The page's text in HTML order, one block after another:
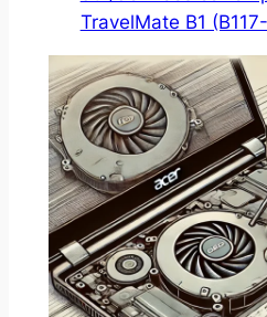
TravelMate B1